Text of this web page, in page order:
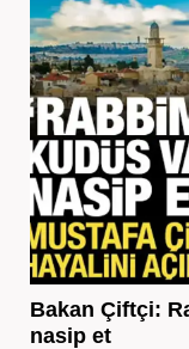
Bakan Çiftçi:
nasip et